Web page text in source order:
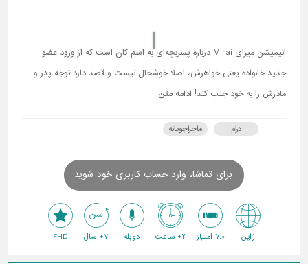
انیمیشن میرای Mirai درباره پسربچه‌ای به اسم کان است که از ورود عضو
جدید خانواده یعنی خواهرش، اصلا خوشحال نیست و قصد دارد توجه پدر و
مادرش را به خود جلب کند! ادامه متن
درام ماجراجویانه
برای تماشا، وارد حساب کاربری خود شوید
ژاپن 7.0 امتیاز 2+ ساعت دوبله 7+ سال FHD